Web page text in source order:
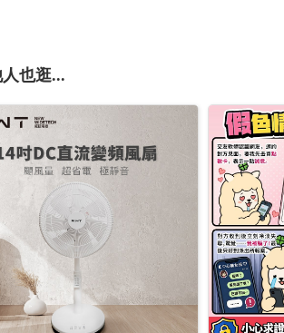
也逛...